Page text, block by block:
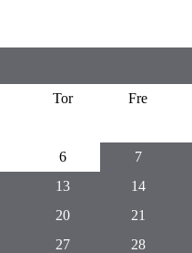
Tor Fre
6 7
13 14
20 21
27 28